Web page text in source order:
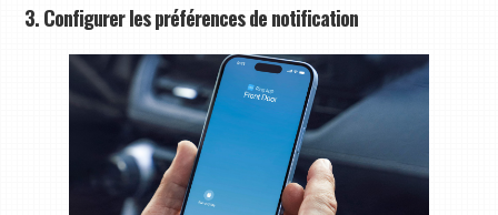
3. Configurer les préférences de notification